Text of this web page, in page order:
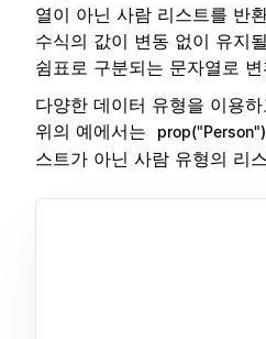
열이 아닌 사람 리스트를 반
수식의 값이 변동 없이 유지
쉼표로 구분되는 문자열로
다양한 데이터 유형을 이용
위의 예에서는
prop("Person")
스트가 아닌 사람 유형의 리